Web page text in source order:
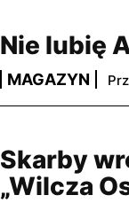
Nie lubię
MAGAZYN
Skarby
„Wilcza